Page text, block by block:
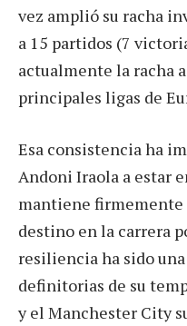
vez amplió su racha
a 15 partidos (7
actualmente la racha
principales ligas de
Esa consistencia ha
Andoni Iraola a estar
mantiene
destino en la carrera
resiliencia ha sido
definitorias de su
y el Manchester City